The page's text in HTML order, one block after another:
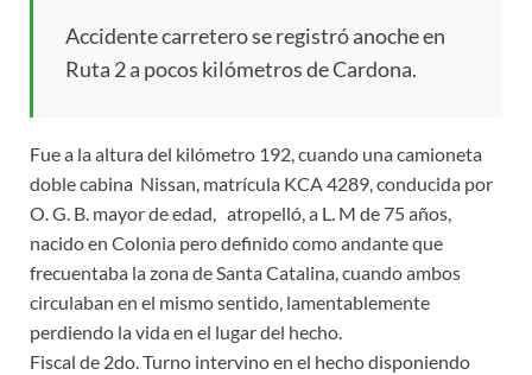
Accidente carretero se registró anoche en
Ruta 2 a pocos kilómetros de Cardona.
Fue a la altura del kilómetro 192, cuando una camioneta
doble cabina Nissan, matrícula KCA 4289, conducida por
O. G. B. mayor de edad, atropelló, a L. M de 75 años,
nacido en Colonia pero definido como andante que
frecuentaba la zona de Santa Catalina, cuando ambos
circulaban en el mismo sentido, lamentablemente
perdiendo la vida en el lugar del hecho.
Fiscal de 2do. Turno intervino en el hecho disponiendo